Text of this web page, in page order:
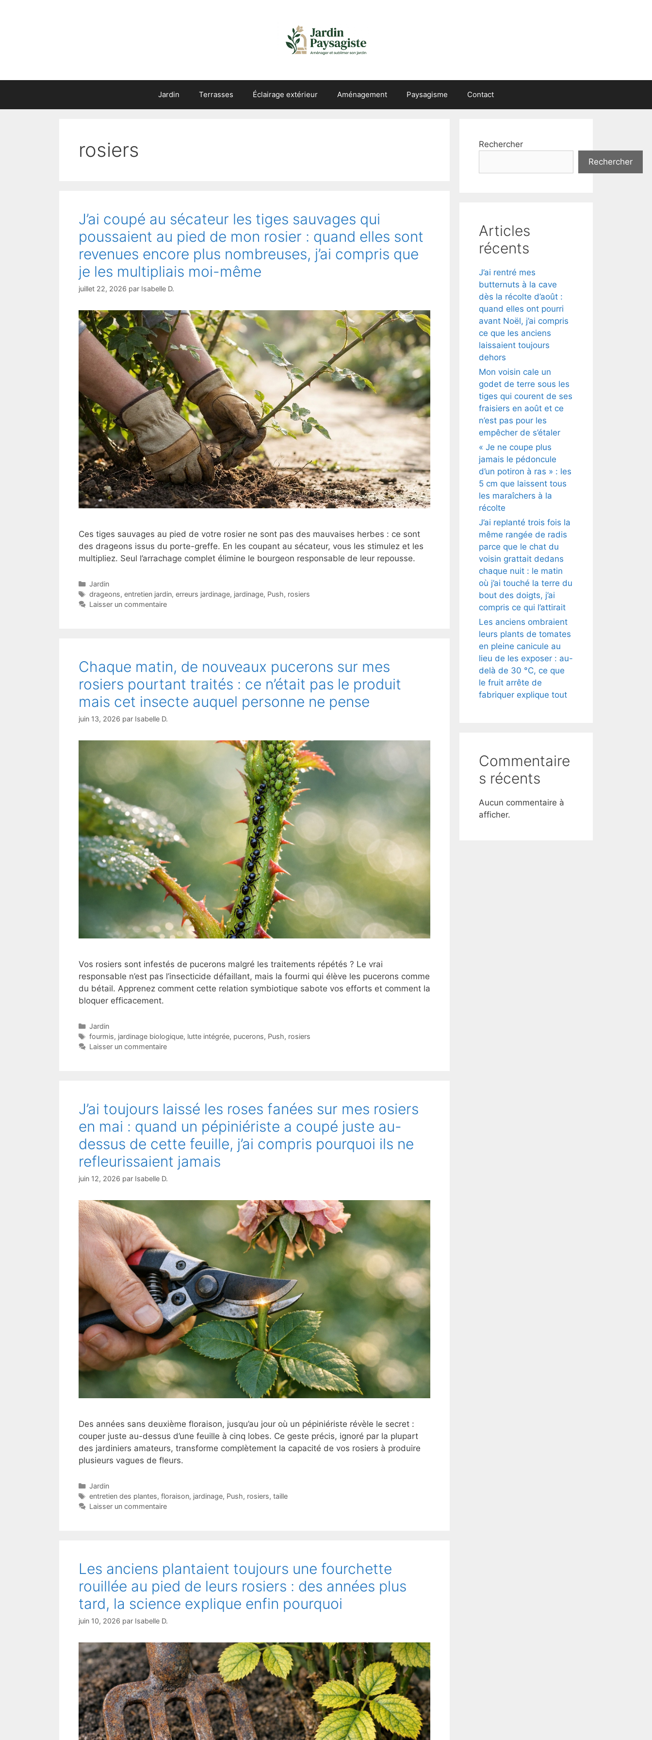
Jardin Terrasses Éclairage extérieur Aménagement Paysagisme Contact
rosiers
J’ai coupé au sécateur les tiges sauvages qui
poussaient au pied de mon rosier : quand elles sont
revenues encore plus nombreuses, j’ai compris que
je les multipliais moi-même
juillet 22, 2026 par Isabelle D.
Ces tiges sauvages au pied de votre rosier ne sont pas des mauvaises herbes : ce sont
des drageons issus du porte-greffe. En les coupant au sécateur, vous les stimulez et les
multipliez. Seul l’arrachage complet élimine le bourgeon responsable de leur repousse.
Catégories
Jardin
Étiquettes
drageons, entretien jardin, erreurs jardinage, jardinage, Push, rosiers
Laisser un commentaire
Chaque matin, de nouveaux pucerons sur mes
rosiers pourtant traités : ce n’était pas le produit
mais cet insecte auquel personne ne pense
juin 13, 2026 par Isabelle D.
Vos rosiers sont infestés de pucerons malgré les traitements répétés ? Le vrai
responsable n’est pas l’insecticide défaillant, mais la fourmi qui élève les pucerons comme
du bétail. Apprenez comment cette relation symbiotique sabote vos efforts et comment la
bloquer efficacement.
Catégories
Jardin
Étiquettes
fourmis, jardinage biologique, lutte intégrée, pucerons, Push, rosiers
Laisser un commentaire
J’ai toujours laissé les roses fanées sur mes rosiers
en mai : quand un pépiniériste a coupé juste au-
dessus de cette feuille, j’ai compris pourquoi ils ne
refleurissaient jamais
juin 12, 2026 par Isabelle D.
Des années sans deuxième floraison, jusqu’au jour où un pépiniériste révèle le secret :
couper juste au-dessus d’une feuille à cinq lobes. Ce geste précis, ignoré par la plupart
des jardiniers amateurs, transforme complètement la capacité de vos rosiers à produire
plusieurs vagues de fleurs.
Catégories
Jardin
Étiquettes
entretien des plantes, floraison, jardinage, Push, rosiers, taille
Laisser un commentaire
Les anciens plantaient toujours une fourchette
rouillée au pied de leurs rosiers : des années plus
tard, la science explique enfin pourquoi
juin 10, 2026 par Isabelle D.
Rechercher
Rechercher
Articles
récents
J’ai rentré mes
butternuts à la cave
dès la récolte d’août :
quand elles ont pourri
avant Noël, j’ai compris
ce que les anciens
laissaient toujours
dehors
Mon voisin cale un
godet de terre sous les
tiges qui courent de ses
fraisiers en août et ce
n’est pas pour les
empêcher de s’étaler
« Je ne coupe plus
jamais le pédoncule
d’un potiron à ras » : les
5 cm que laissent tous
les maraîchers à la
récolte
J’ai replanté trois fois la
même rangée de radis
parce que le chat du
voisin grattait dedans
chaque nuit : le matin
où j’ai touché la terre du
bout des doigts, j’ai
compris ce qui l’attirait
Les anciens ombraient
leurs plants de tomates
en pleine canicule au
lieu de les exposer : au-
delà de 30 °C, ce que
le fruit arrête de
fabriquer explique tout
Commentaire
s récents
Aucun commentaire à
afficher.